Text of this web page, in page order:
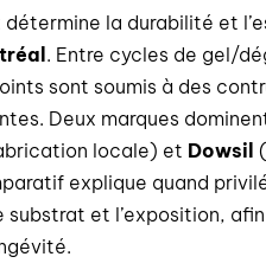
la durabilité et
. Entre cycles de gel/
sont soumis à des
Deux marques
locale) et Dowsil
explique quand
et l’exposition,